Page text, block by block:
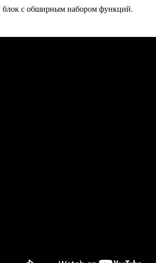
блок с обширным набором функций.